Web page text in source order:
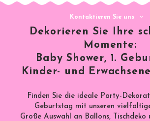
Kontaktieren Sie uns
Dekorieren Sie Ihre
Momente:
Baby Shower, 1.
Kinder- und
Finden Sie die ideale Party-
Geburtstag mit unseren
Große Auswahl an Ballons, Tischdeko